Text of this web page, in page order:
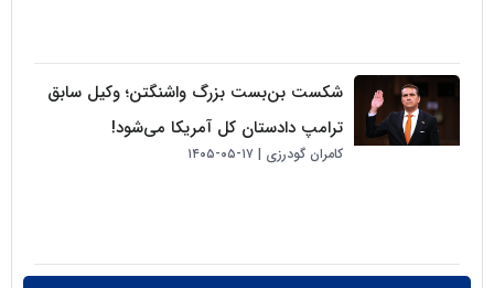
شکست بن‌بست بزرگ واشنگتن؛ وکیل سابق
ترامپ دادستان کل آمریکا می‌شود!
کامران گودرزی ۱۷-۰۵-۱۴۰۵